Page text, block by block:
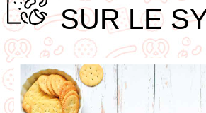
SUR LE